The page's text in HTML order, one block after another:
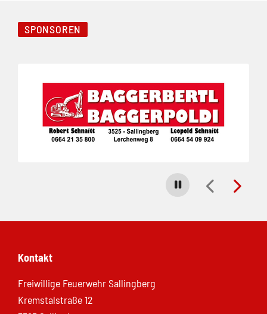
SPONSOREN
Carousel stoppen
Kontakt
Freiwillige Feuerwehr Sallingberg
Kremstalstraße 12